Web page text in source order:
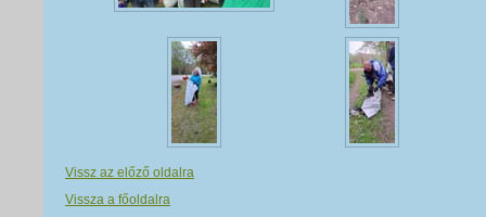
Vissz az előző oldalra
Vissza a főoldalra